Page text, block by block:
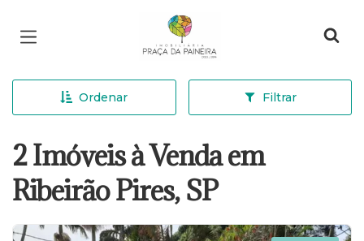
Página inicial
Ordenar Filtrar
2 Imóveis à Venda em
Ribeirão Pires, SP